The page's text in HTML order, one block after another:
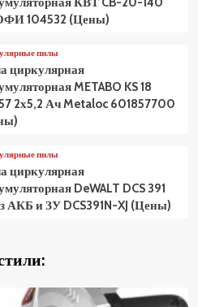
104532 (Цены)
пилы
циркулярная
METABO KS 18
2х5,2 Ач Metaloc 601857700
пилы
циркулярная
DeWALT DCS 391
АКБ и ЗУ DCS391N-XJ (Цены)